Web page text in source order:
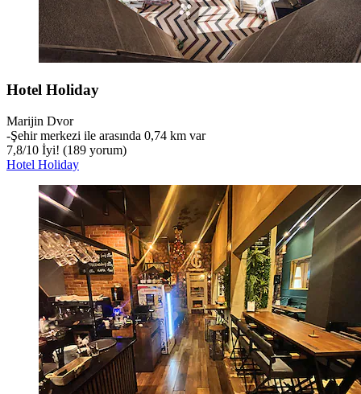
Hotel Holiday
Marijin Dvor
‐Şehir merkezi ile arasında 0,74 km var
7,8/10 İyi! (189 yorum)
Hotel Holiday